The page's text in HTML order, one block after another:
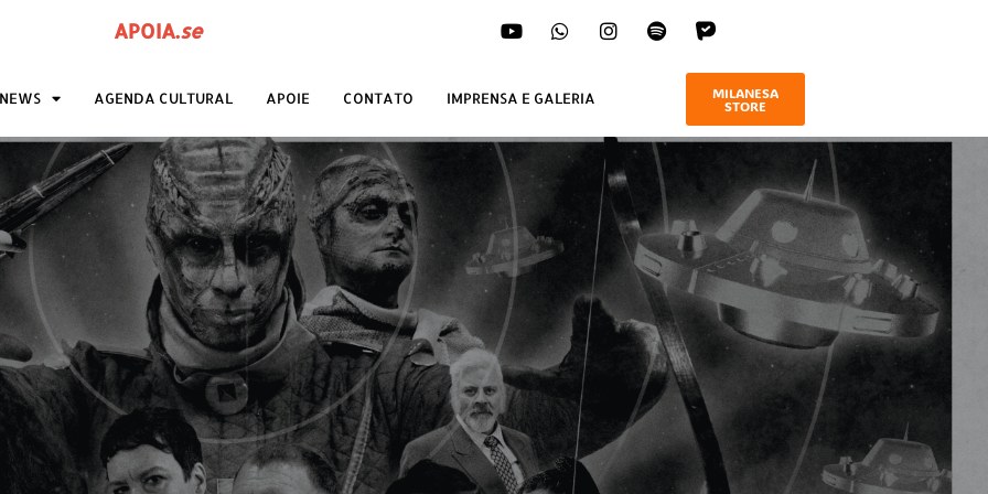
APOIA.se
AGENDA CULTURAL APOIE CONTATO IMPRENSA E GALERIA MILANESA
STORE